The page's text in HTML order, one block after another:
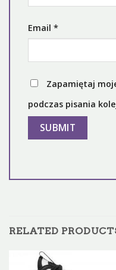
Email *
Zapamiętaj
podczas pisania
RELATED